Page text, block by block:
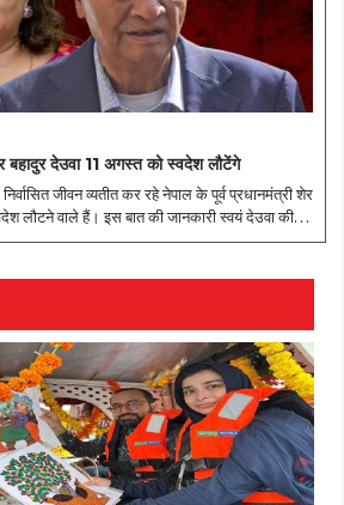
बहादुर देउवा 11 अगस्त को स्वदेश लौटेंगे
जीवन व्यतीत कर रहे नेपाल के पूर्व प्रधानमंत्री शेर
लौटने वाले हैं। इस बात की जानकारी स्वयं देउवा की
गए ई-मेल के जरिए दी गई है। हालांकि, उसमें यह ..